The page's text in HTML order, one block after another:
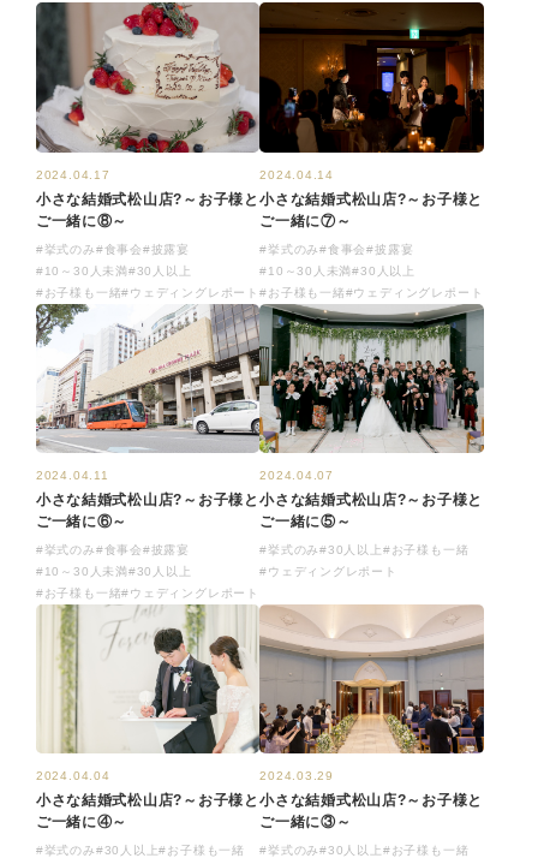
2024.04.17
小さな結婚式松山店?～お子様と
ご一緒に⑧～
#挙式のみ#食事会#披露宴
#10～30人未満#30人以上
#お子様も一緒#ウェディングレポート
2024.04.14
小さな結婚式松山店?～お子様と
ご一緒に⑦～
#挙式のみ#食事会#披露宴
#10～30人未満#30人以上
#お子様も一緒#ウェディングレポート
2024.04.11
小さな結婚式松山店?～お子様と
ご一緒に⑥～
#挙式のみ#食事会#披露宴
#10～30人未満#30人以上
#お子様も一緒#ウェディングレポート
2024.04.07
小さな結婚式松山店?～お子様と
ご一緒に⑤～
#挙式のみ#30人以上#お子様も一緒
#ウェディングレポート
2024.04.04
小さな結婚式松山店?～お子様と
ご一緒に④～
#挙式のみ#30人以上#お子様も一緒
2024.03.29
小さな結婚式松山店?～お子様と
ご一緒に③～
#挙式のみ#30人以上#お子様も一緒